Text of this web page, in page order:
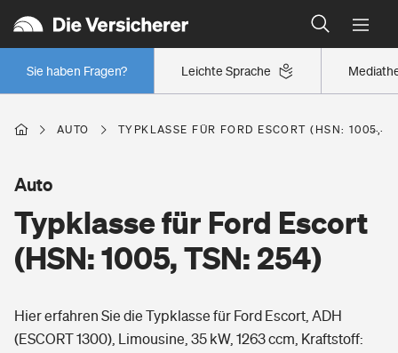
Leichte Sprache
Sie haben Fragen?
Wer versichert was: Jetzt Versicherer finden
Regionalklassen: So ist Ihre Region eingestuft
Wer versichert was: Jetzt Versicherer finden
Berufsunfähigkeitsversicherung
Erwerbsunfähigkeitsversicherung
Grundfähigkeitsversicherung
Wohnen
Freizeit
AUTO TYPKLASSE FÜR FORD ESCORT (HSN: 1005,
Typklasse für Ford Escort
(HSN: 1005, TSN: 254)
Auto
Hier erfahren Sie die Typklasse für Ford Escort, ADH
(ESCORT 1300), Limousine, 35 kW, 1263 ccm, Kraftstoff: